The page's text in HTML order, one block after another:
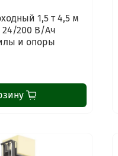
1,5 т 4,5 м
24/200 В/Ач
и опоры